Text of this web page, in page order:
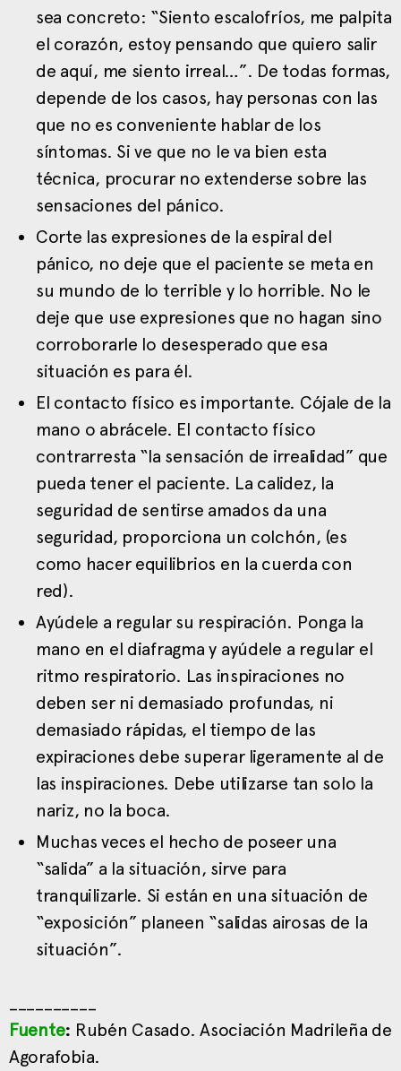
sea concreto: “Siento escalofríos, me palpita
el corazón, estoy pensando que quiero salir
de aquí, me siento irreal…”. De todas formas,
depende de los casos, hay personas con las
que no es conveniente hablar de los
síntomas. Si ve que no le va bien esta
técnica, procurar no extenderse sobre las
sensaciones del pánico.
Corte las expresiones de la espiral del
pánico, no deje que el paciente se meta en
su mundo de lo terrible y lo horrible. No le
deje que use expresiones que no hagan sino
corroborarle lo desesperado que esa
situación es para él.
El contacto físico es importante. Cójale de la
mano o abrácele. El contacto físico
contrarresta “la sensación de irrealidad” que
pueda tener el paciente. La calidez, la
seguridad de sentirse amados da una
seguridad, proporciona un colchón, (es
como hacer equilibrios en la cuerda con
red).
Ayúdele a regular su respiración. Ponga la
mano en el diafragma y ayúdele a regular el
ritmo respiratorio. Las inspiraciones no
deben ser ni demasiado profundas, ni
demasiado rápidas, el tiempo de las
expiraciones debe superar ligeramente al de
las inspiraciones. Debe utilizarse tan solo la
nariz, no la boca.
Muchas veces el hecho de poseer una
“salida” a la situación, sirve para
tranquilizarle. Si están en una situación de
“exposición” planeen “salidas airosas de la
situación”.
Fuente: Rubén Casado. Asociación Madrileña de
Agorafobia.